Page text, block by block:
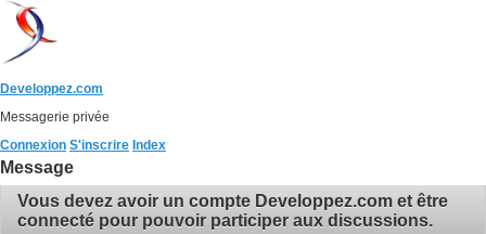
Developpez.com
Messagerie privée
Connexion S'inscrire Index
Message
Vous devez avoir un compte Developpez.com et être
connecté pour pouvoir participer aux discussions.